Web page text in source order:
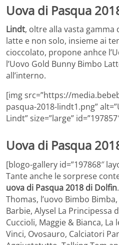
Uova di Pasqua
Lindt, oltre alla vasta
latte e non solo, insieme ai
cioccolato, propone anhce
l’Uovo Gold Bunny Bimbo
all’interno.
[img src=”https://
pasqua-2018-lindt1.png”
Lindt” size=”large”
Uova di Pasqua
[blogo-gallery id=”197868″
Tante anche le sorprese
uova di Pasqua 2018 di Dolfin
Thomas, l’uovo Bimbo
Barbie, Alysel La Principessa
Cuccioli, Maggie & Bianca, La
Vinci, Ovosauro, Calciatori